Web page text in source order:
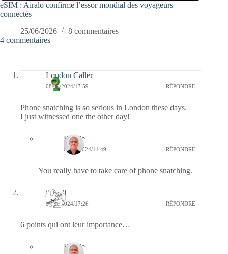
eSIM : Airalo confirme l’essor mondial des voyageurs
connectés
25/06/2026
8 commentaires
4 commentaires
London Caller
08/09/2024/17:59 RÉPONDRE
Phone snatching is so serious in London these days.
I just witnessed one the other day!
Bernie
09/09/2024/11:49 RÉPONDRE
You really have to take care of phone snatching.
jill bill
06/09/2024/17:26 RÉPONDRE
6 points qui ont leur importance…
Bernie